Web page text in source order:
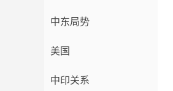
中东局势
美国
中印关系